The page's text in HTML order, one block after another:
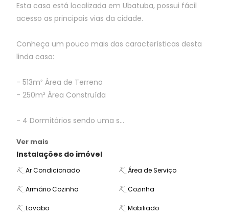
Esta casa está localizada em Ubatuba, possui fácil
acesso as principais vias da cidade.
Conheça um pouco mais das características desta
linda casa:
- 513m² Área de Terreno
- 250m² Área Construída
- 4 Dormitórios sendo uma s...
Ver mais
Instalações do imóvel
Ar Condicionado Área de Serviço
Armário Cozinha Cozinha
Lavabo Mobiliado